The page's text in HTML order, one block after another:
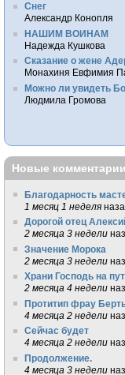
Снег
Александр Конопля
НАШИМ ВОИНАМ
Надежда Кушкова
Сказание о жене
Монахиня Евфимия
Можно ли увидеть
Людмила Громова
Новые комментарии
Благодарность
1 месяц 1 неделя
Дорогой отец
2 месяца 3 недели
Значение Морока
2 месяца 3 недели
Храни Господь на
2 месяца 4 недели
Протитип фрау
4 месяца 2 недели
Сейчас будет
4 месяца 2 недели
Продолжение.
4 месяца 3 недели